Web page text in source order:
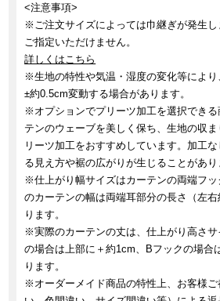
<注意事項>
※ご注文サイズによっては巾継ぎが発生
ご指定いただけません。
詳しくはこちら
※生地の特性や気温・湿度の変化等により
±約0.5cm変動する場合があります。
※オプションでプリーツ加工を選択でき
テンのウェーブを美しく保ち、生地の収
リーツ加工をおすすめしています。加工
る見え方や裾の広がりが生じることがあり
※仕上がり幅サイズはカーテンの両端フ
のカーテンの幅は両端耳部分の長さ（左
ります。
※実際のカーテンの丈は、仕上がり高さサ
の場合は上部に＋約1cm、Bフックの場合
ります。
※オーダーメイド商品の特性上、お客様